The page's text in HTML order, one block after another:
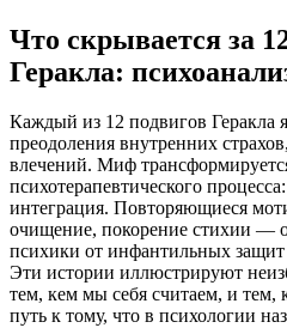
Что скрывается за
Геракла:
Каждый из 12 подвигов Геракла
преодоления внутренних
влечений. Миф
психотерапевтического
интеграция. Повторяющиеся
очищение, покорение стихии —
психики от инфантильных
Эти истории иллюстрируют
тем, кем мы себя считаем, и
путь к тому, что в психологии